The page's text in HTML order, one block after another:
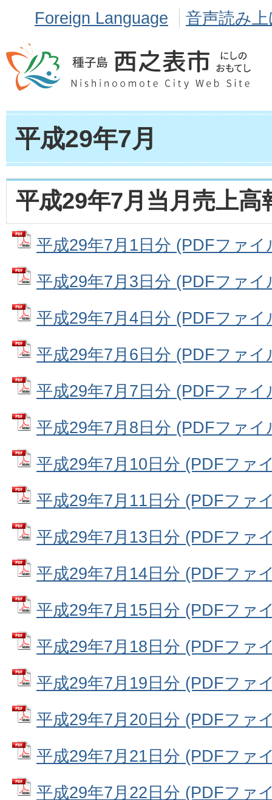
Foreign Language 音声読み
平成29年7月
平成29年7月当月売上高
平成29年7月1日分 (PDFファイ
平成29年7月3日分 (PDFファイ
平成29年7月4日分 (PDFファイ
平成29年7月6日分 (PDFファイ
平成29年7月7日分 (PDFファイ
平成29年7月8日分 (PDFファイ
平成29年7月10日分 (PDFファ
平成29年7月11日分 (PDFファ
平成29年7月13日分 (PDFファ
平成29年7月14日分 (PDFファ
平成29年7月15日分 (PDFファ
平成29年7月18日分 (PDFファ
平成29年7月19日分 (PDFファ
平成29年7月20日分 (PDFファ
平成29年7月21日分 (PDFファ
平成29年7月22日分 (PDFファ